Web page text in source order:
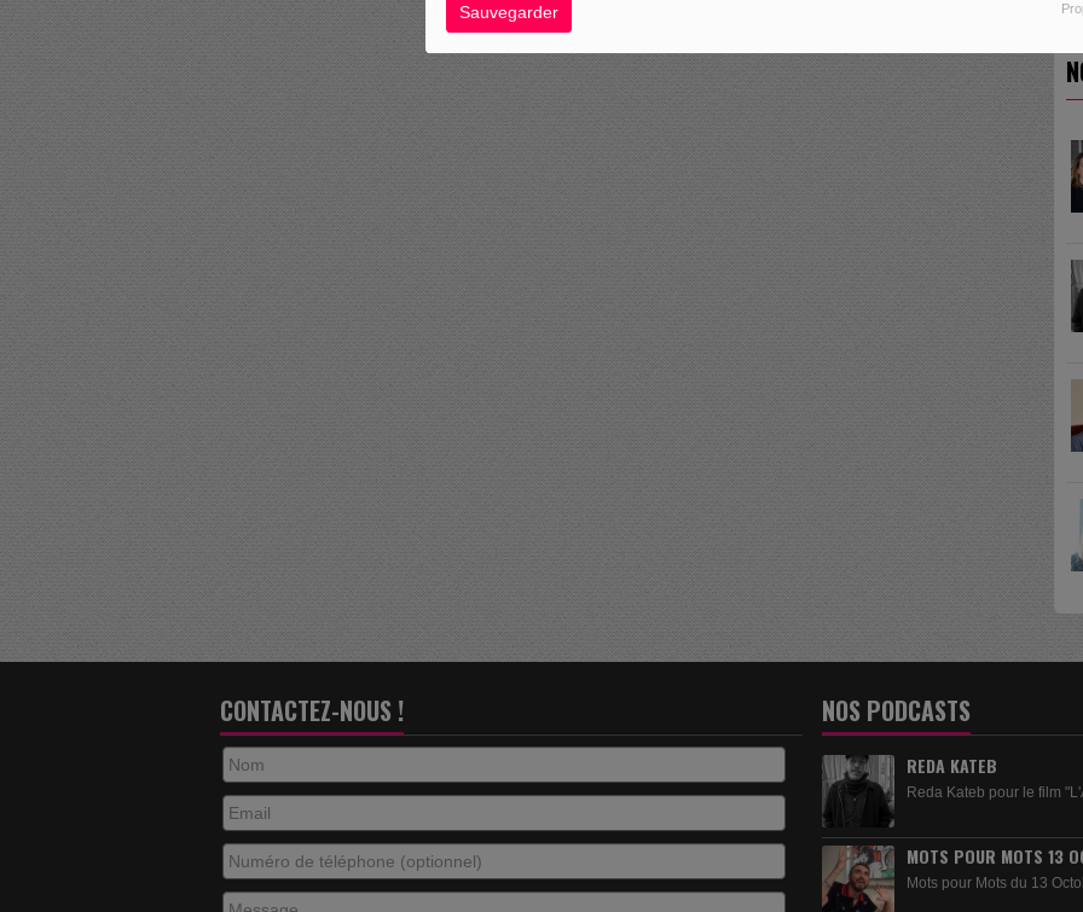
Sauvegarder
CONTACTEZ-NOUS ! NOS PODCASTS
REDA KATEB
Reda Kateb pour le film
MOTS POUR MOTS 13
Mots pour Mots du 13